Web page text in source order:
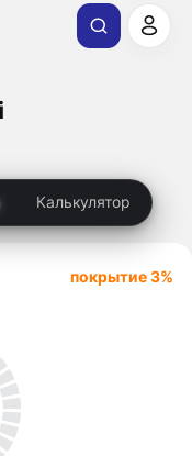
Калькулятор
покрытие 3%